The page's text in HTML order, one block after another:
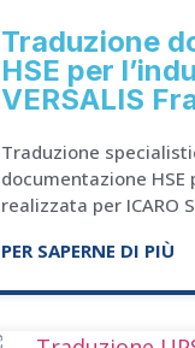
Traduzione
HSE per
VERSALIS
Traduzione
documentazione HSE
realizzata per ICARO
PER SAPERNE DI PIÙ